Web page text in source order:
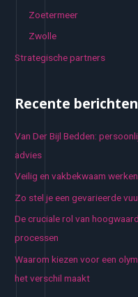
Zoetermeer
Zwolle
Strategische partners
Recente berichten
Van Der Bijl Bedden:
advies
Veilig en vakbekwaam
Zo stel je een gevarieerde
De cruciale rol van
processen
Waarom kiezen voor een
het verschil maakt